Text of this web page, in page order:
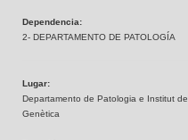
Dependencia:
2- DEPARTAMENTO DE PATOLOGÍA
Lugar:
Departamento de Patologia e Institut de
Genètica